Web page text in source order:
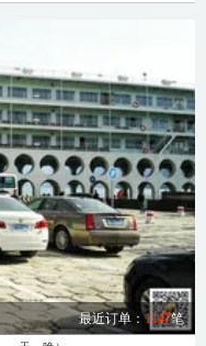
最近订单：1147笔